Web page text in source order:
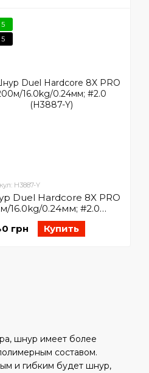
шнур имеет более
составом.
и гибким будет шнур,
5
5
H3887-Y
Duel Hardcore 8X PRO
16.0kg/0.24мм; #2.0
грн Купить